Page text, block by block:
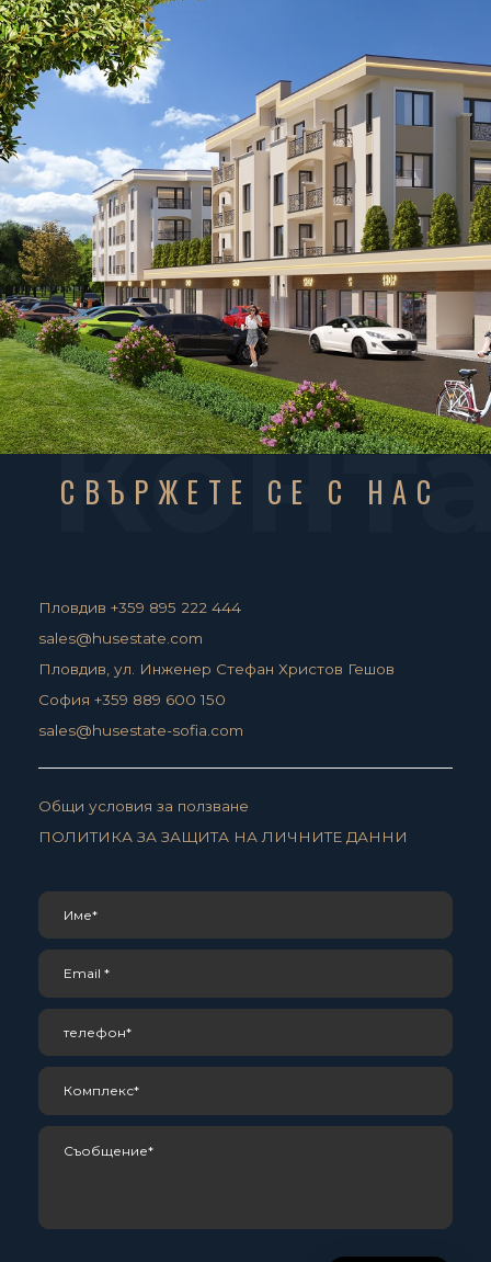
СВЪРЖЕТЕ СЕ С НАС
Пловдив +359 895 222 444
sales@husestate.com
Пловдив, ул. Инженер Стефан Христов Гешов
София +359 889 600 150
sales@husestate-sofia.com
Общи условия за ползване
ПОЛИТИКА ЗА ЗАЩИТА НА ЛИЧНИТЕ ДАННИ